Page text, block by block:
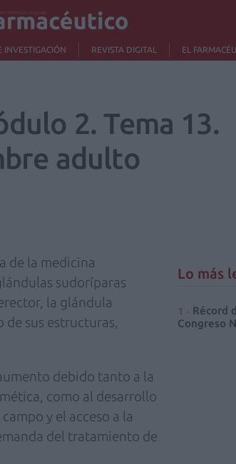
INVESTIGACIÓN REVISTA DIGITAL EL
2. Tema 13.
adulto
de la medicina
sudoríparas
la glándula
de sus estructuras,
debido tanto a la
como al desarrollo
y el acceso a la
del tratamiento de
Lo más
Récord
Congreso